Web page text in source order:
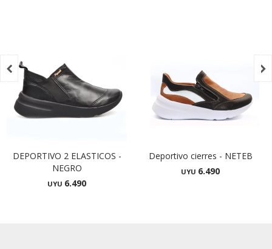
DEPORTIVO 2 ELASTICOS -
NEGRO
UYU 6.490
Deportivo cierres - NETEB
UYU 6.490
 